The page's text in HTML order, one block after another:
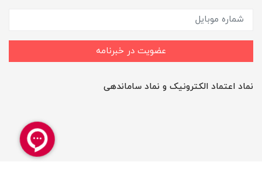
عضویت در خبرنامه
نماد اعتماد الکترونیک و نماد ساماندهی